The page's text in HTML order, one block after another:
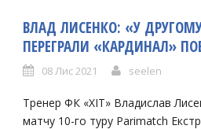
ВЛАД ЛИСЕНКО: «У
ПЕРЕГРАЛИ «КАРДИНАЛ»
08 Лис 2021 seelen
Тренер ФК «ХІТ» Владислав
матчу 10-го туру Parimatch